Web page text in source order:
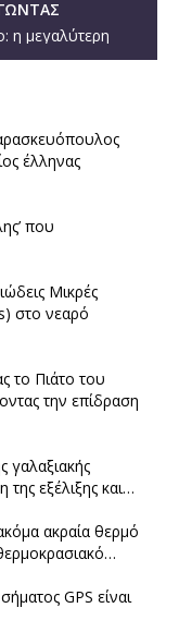
η μεγαλύτερη
έτους
έλληνας
που
Μικρές
στο νεαρό
το Πιάτο του
την επίδραση
γαλαξιακής
εξέλιξης και…
ακραία θερμό
GPS είναι